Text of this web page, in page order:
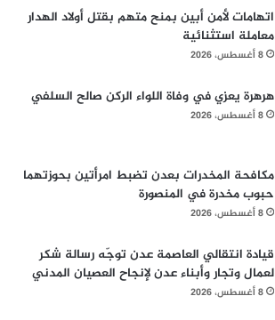
اتهامات لأمن أبين بمنح متهم بقتل أولاد الهدار
معاملة استثنائية
8 أغسطس، 2026
هرهرة يعزي في وفاة اللواء الركن صالح السلفي
8 أغسطس، 2026
مكافحة المخدرات بعدن تضبط امرأتين بحوزتهما
حبوب مخدرة في المنصورة
8 أغسطس، 2026
قيادة انتقالي العاصمة عدن توجّه رسالة شكر
لعمال وتجار وأبناء عدن لإنجاح العصيان المدني
8 أغسطس، 2026